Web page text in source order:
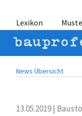
Lexikon
News Übersicht
13.05.2019 |